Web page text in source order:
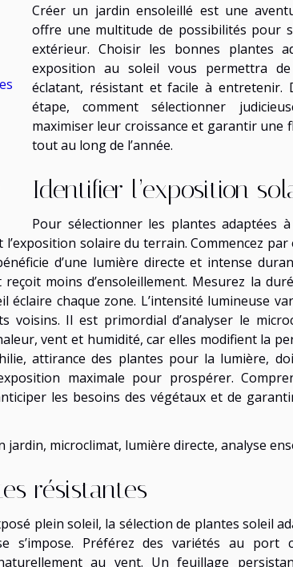
Créer un jardin ensoleillé est une
offre une multitude de possibilités pour
extérieur. Choisir les bonnes plantes
exposition au soleil vous permettra
éclatant, résistant et facile à entretenir.
étape, comment sélectionner
maximiser leur croissance et garantir une
tout au long de l’année.
Identifier l’exposition
Pour sélectionner les plantes adaptées
l’exposition solaire du terrain. Commencez
d’une lumière directe et intense
moins d’ensoleillement. Mesurez la
chaque zone. L’intensité lumineuse
Il est primordial d’analyser le
vent et humidité, car elles modifient la
attirance des plantes pour la lumière,
maximale pour prospérer.
les besoins des végétaux et de
jardin, microclimat, lumière directe, analyse
résistantes
plein soleil, la sélection de plantes soleil
s’impose. Préférez des variétés au port
au vent. Un feuillage